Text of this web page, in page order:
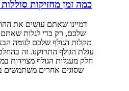
כמה זמן מחזיקות
דמיינו שאתם עושים את
שלכם, רק כדי לגלות שאתם
מקלות הגולף שלכם לגומה
עגלת הגולף התרוקנו. זה
חלק מעגלות הגולף מצוידות
שסוגים אחרים משתמשים